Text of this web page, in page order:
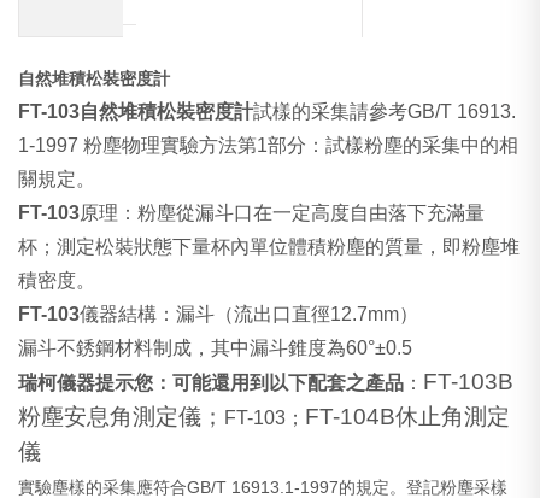
自然堆積松裝密度計
FT-103自然堆積松裝密度計試樣的采集請參考GB/T 16913.
1-1997粉塵物理實驗方法第1部分：試樣粉塵的采集中的相
關規定。
FT-103原理：粉塵從漏斗口在一定高度自由落下充滿量
杯；測定松裝狀態下量杯內單位體積粉塵的質量，即粉塵堆
積密度。
FT-103儀器結構：漏斗 （流出口直徑12.7mm）
漏斗不銹鋼材料制成，其中漏斗錐度為60°±0.5
瑞柯儀器提示您：可能還用到以下配套之產品 ： FT-103B
粉塵安息角測定儀； FT-103 ； FT-104B休止角測定
儀
實驗塵樣的采集應符合GB/T 16913.1-1997的規定。登記粉塵采樣